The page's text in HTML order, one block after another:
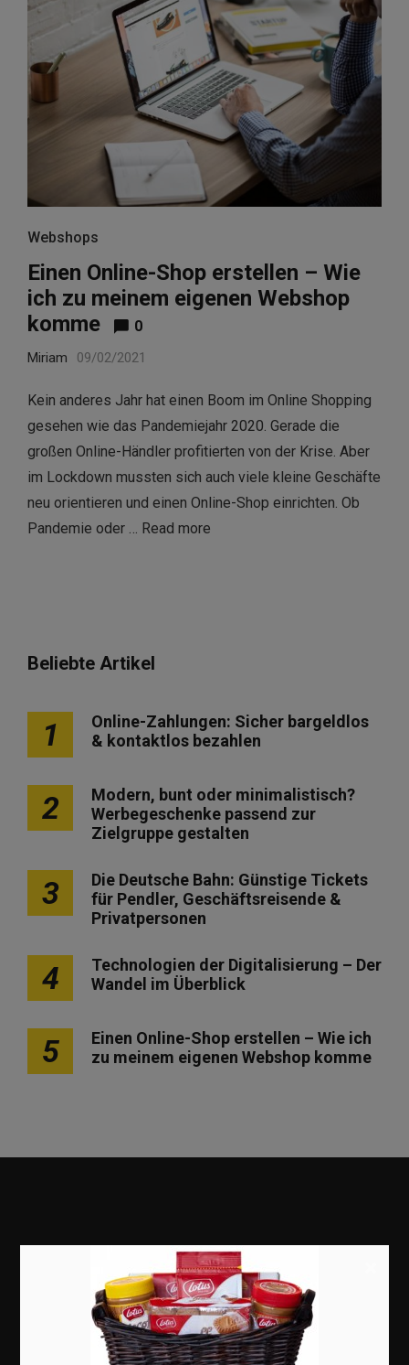
Webshops
Einen Online-Shop erstellen – Wie
ich zu meinem eigenen Webshop
komme
0
Miriam 09/02/2021
Kein anderes Jahr hat einen Boom im Online Shopping
gesehen wie das Pandemiejahr 2020. Gerade die
großen Online-Händler profitierten von der Krise. Aber
im Lockdown mussten sich auch viele kleine Geschäfte
neu orientieren und einen Online-Shop einrichten. Ob
Pandemie oder … Read more
Beliebte Artikel
1
Online-Zahlungen: Sicher bargeldlos
& kontaktlos bezahlen
2
Modern, bunt oder minimalistisch?
Werbegeschenke passend zur
Zielgruppe gestalten
3
Die Deutsche Bahn: Günstige Tickets
für Pendler, Geschäftsreisende &
Privatpersonen
4
Technologien der Digitalisierung – Der
Wandel im Überblick
5
Einen Online-Shop erstellen – Wie ich
zu meinem eigenen Webshop komme
Erfolgsgeschichten